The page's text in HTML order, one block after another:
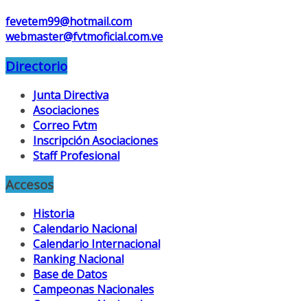
fevetem99@hotmail.com
webmaster@fvtmoficial.com.ve
Directorio
Junta Directiva
Asociaciones
Correo Fvtm
Inscripción Asociaciones
Staff Profesional
Accesos
Historia
Calendario Nacional
Calendario Internacional
Ranking Nacional
Base de Datos
Campeonas Nacionales